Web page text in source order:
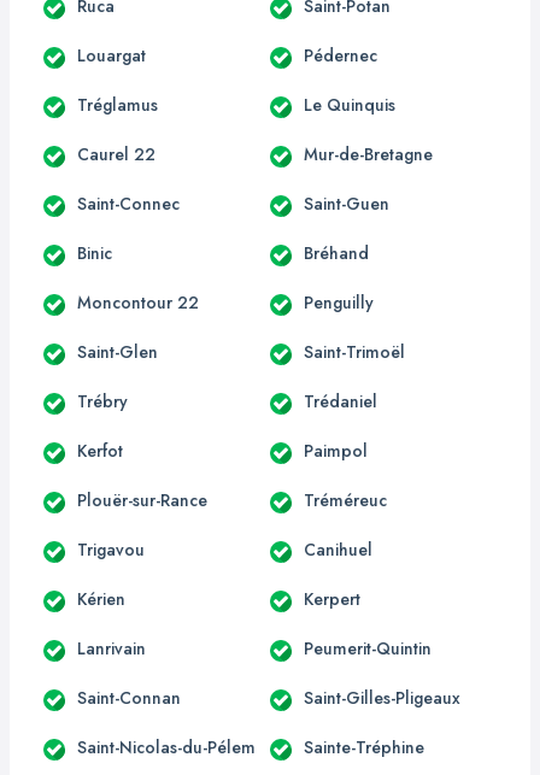
Ruca Saint-Potan
Louargat Pédernec
Tréglamus Le Quinquis
Caurel 22 Mur-de-Bretagne
Saint-Connec Saint-Guen
Binic Bréhand
Moncontour 22 Penguilly
Saint-Glen Saint-Trimoël
Trébry Trédaniel
Kerfot Paimpol
Plouër-sur-Rance Tréméreuc
Trigavou Canihuel
Kérien Kerpert
Lanrivain Peumerit-Quintin
Saint-Connan Saint-Gilles-Pligeaux
Saint-Nicolas-du-Pélem Sainte-Tréphine